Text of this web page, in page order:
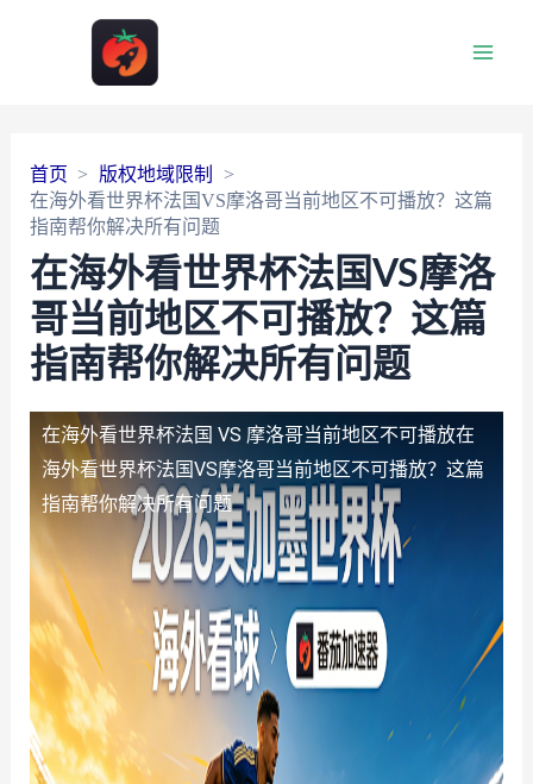
首页
版权地域限制
在海外看世界杯法国VS摩洛哥当前地区不可播放？这篇
指南帮你解决所有问题
在海外看世界杯法国VS摩洛
哥当前地区不可播放？这篇
指南帮你解决所有问题
在海外看世界杯法国 VS 摩洛哥当前地区不可播放在
海外看世界杯法国VS摩洛哥当前地区不可播放？这篇
指南帮你解决所有问题